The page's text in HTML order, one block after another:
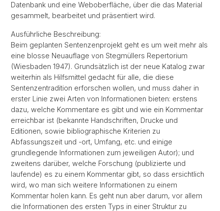
Datenbank und eine Weboberfläche, über die das Material
gesammelt, bearbeitet und präsentiert wird.
Ausführliche Beschreibung:
Beim geplanten Sentenzenprojekt geht es um weit mehr als
eine blosse Neuauflage von Stegmüllers Repertorium
(Wiesbaden 1947). Grundsätzlich ist der neue Katalog zwar
weiterhin als Hilfsmittel gedacht für alle, die diese
Sentenzentradition erforschen wollen, und muss daher in
erster Linie zwei Arten von Informationen bieten: erstens
dazu, welche Kommentare es gibt und wie ein Kommentar
erreichbar ist (bekannte Handschriften, Drucke und
Editionen, sowie bibliographische Kriterien zu
Abfassungszeit und -ort, Umfang, etc. und einige
grundlegende Informationen zum jeweiligen Autor); und
zweitens darüber, welche Forschung (publizierte und
laufende) es zu einem Kommentar gibt, so dass ersichtlich
wird, wo man sich weitere Informationen zu einem
Kommentar holen kann. Es geht nun aber darum, vor allem
die Informationen des ersten Typs in einer Struktur zu